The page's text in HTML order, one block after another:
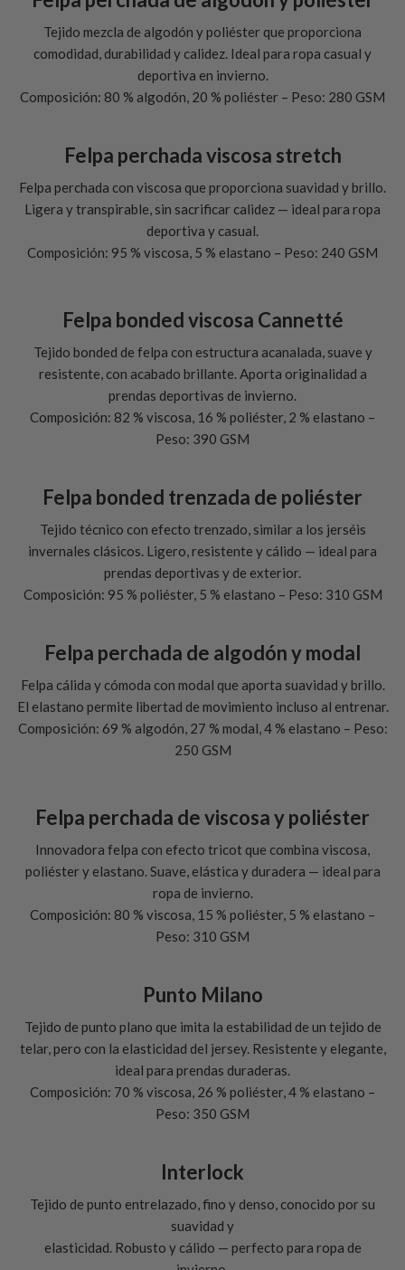
Tejido mezcla de algodón y poliéster que proporciona
comodidad, durabilidad y calidez. Ideal para ropa casual y
deportiva en invierno.
Composición: 80 % algodón, 20 % poliéster – Peso: 280 GSM
Felpa perchada viscosa stretch
Felpa perchada con viscosa que proporciona suavidad y brillo.
Ligera y transpirable, sin sacrificar calidez — ideal para ropa
deportiva y casual.
Composición: 95 % viscosa, 5 % elastano – Peso: 240 GSM
Felpa bonded viscosa Cannetté
Tejido bonded de felpa con estructura acanalada, suave y
resistente, con acabado brillante. Aporta originalidad a
prendas deportivas de invierno.
Composición: 82 % viscosa, 16 % poliéster, 2 % elastano –
Peso: 390 GSM
Felpa bonded trenzada de poliéster
Tejido técnico con efecto trenzado, similar a los jerséis
invernales clásicos. Ligero, resistente y cálido — ideal para
prendas deportivas y de exterior.
Composición: 95 % poliéster, 5 % elastano – Peso: 310 GSM
Felpa perchada de algodón y modal
Felpa cálida y cómoda con modal que aporta suavidad y brillo.
El elastano permite libertad de movimiento incluso al entrenar.
Composición: 69 % algodón, 27 % modal, 4 % elastano – Peso:
250 GSM
Felpa perchada de viscosa y poliéster
Innovadora felpa con efecto tricot que combina viscosa,
poliéster y elastano. Suave, elástica y duradera — ideal para
ropa de invierno.
Composición: 80 % viscosa, 15 % poliéster, 5 % elastano –
Peso: 310 GSM
Punto Milano
Tejido de punto plano que imita la estabilidad de un tejido de
telar, pero con la elasticidad del jersey. Resistente y elegante,
ideal para prendas duraderas.
Composición: 70 % viscosa, 26 % poliéster, 4 % elastano –
Peso: 350 GSM
Interlock
Tejido de punto entrelazado, fino y denso, conocido por su
suavidad y
elasticidad. Robusto y cálido — perfecto para ropa de